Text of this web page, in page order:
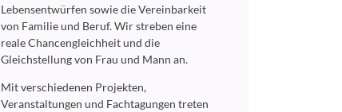
Lebensentwürfen sowie die Vereinbarkeit
von Familie und Beruf. Wir streben eine
reale Chancengleichheit und die
Gleichstellung von Frau und Mann an.
Mit verschiedenen Projekten,
Veranstaltungen und Fachtagungen treten